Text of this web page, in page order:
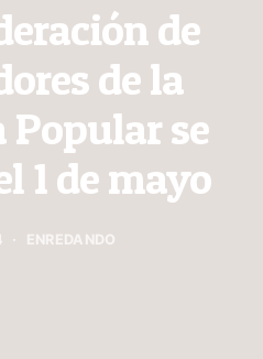
de
de la
Popular se
1 de mayo
ENREDANDO